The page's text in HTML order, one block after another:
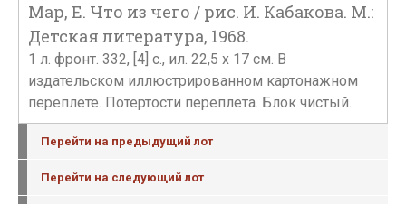
Мар, Е. Что из чего / рис. И. Кабакова. М.:
Детская литература, 1968.
1 л. фронт. 332, [4] с., ил. 22,5 х 17 см. В
издательском иллюстрированном картонажном
переплете. Потертости переплета. Блок чистый.
Перейти на предыдущий лот
Перейти на следующий лот